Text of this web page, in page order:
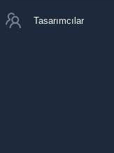
Tasarımcılar